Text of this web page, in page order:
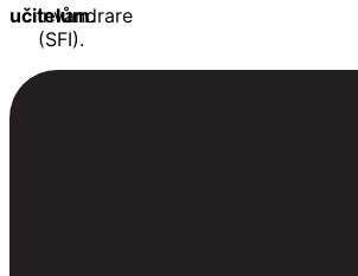
učitelům.
invandrare
(SFI).